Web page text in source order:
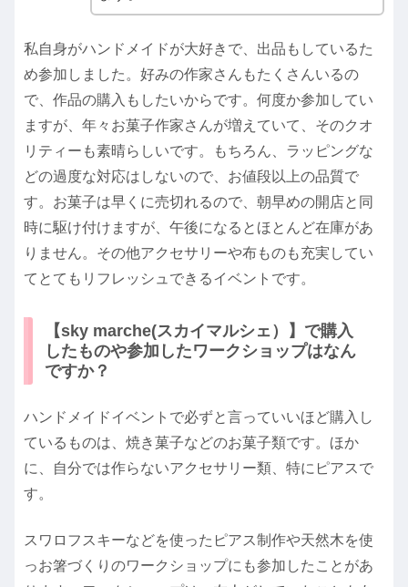
私自身がハンドメイドが大好きで、出品もしているた
め参加しました。好みの作家さんもたくさんいるの
で、作品の購入もしたいからです。何度か参加してい
ますが、年々お菓子作家さんが増えていて、そのクオ
リティーも素晴らしいです。もちろん、ラッピングな
どの過度な対応はしないので、お値段以上の品質で
す。お菓子は早くに売切れるので、朝早めの開店と同
時に駆け付けますが、午後になるとほとんど在庫があ
りません。その他アクセサリーや布ものも充実してい
てとてもリフレッシュできるイベントです。
【sky marche(スカイマルシェ）】で購入
したものや参加したワークショップはなん
ですか？
ハンドメイドイベントで必ずと言っていいほど購入し
ているものは、焼き菓子などのお菓子類です。ほか
に、自分では作らないアクセサリー類、特にピアスで
す。
スワロフスキーなどを使ったピアス制作や天然木を使
っお箸づくりのワークショップにも参加したことがあ